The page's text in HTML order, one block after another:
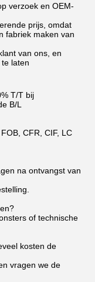
verzoek en OEM-
prijs, omdat
fabriek maken van
van ons, en
laten
T/T bij
B/L
CFR, CIF, LC
na ontvangst van
of technische
kosten de
vragen we de